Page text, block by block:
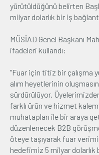
yürütüldüğünü belirten
milyar dolarlık bir iş
MÜSİAD Genel Başkanı
ifadeleri kullandı:
"Fuar için titiz bir çalışma
alım heyetlerinin
sürdürülüyor.
farklı ürün ve hizmet
muhatapları ile bir araya
düzenlenecek B2B
öteye taşıyarak fuar
hedefimiz 5 milyar dolarlık